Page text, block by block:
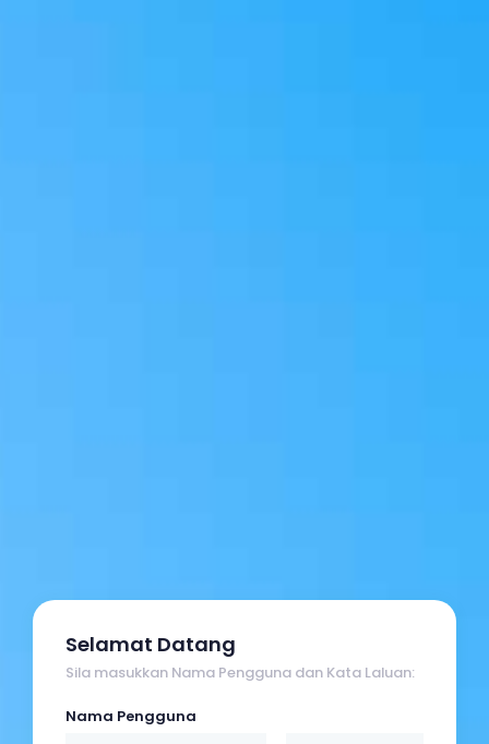
Selamat Datang
Sila masukkan Nama Pengguna dan Kata Laluan:
Nama Pengguna